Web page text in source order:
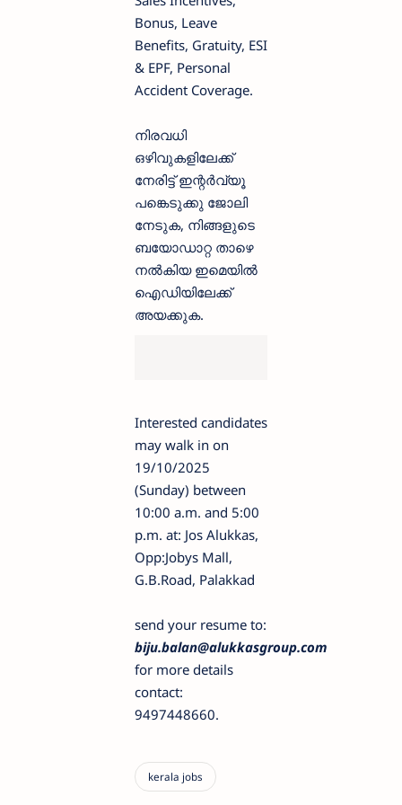
Bonus, Leave
Benefits, Gratuity, ESI
& EPF, Personal
Accident Coverage.
നിരവധി
ഒഴിവുകളിലേക്ക്
നേരിട്ട് ഇന്റർവ്യൂ
പങ്കെടുക്കു ജോലി
നേടുക, നിങ്ങളുടെ
ബയോഡാറ്റ താഴെ
നൽകിയ ഇമെയിൽ
ഐഡിയിലേക്ക്
അയക്കുക.
Interested candidates
may walk in on
19/10/2025
(Sunday) between
10:00 a.m. and 5:00
p.m. at: Jos Alukkas,
Opp:Jobys Mall,
G.B.Road, Palakkad
send your resume to:
biju.balan@alukkasgroup.com
for more details
contact:
9497448660.